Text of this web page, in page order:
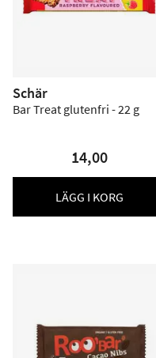
Schär
Bar Treat glutenfri - 22 g
14,00
LÄGG I KORG